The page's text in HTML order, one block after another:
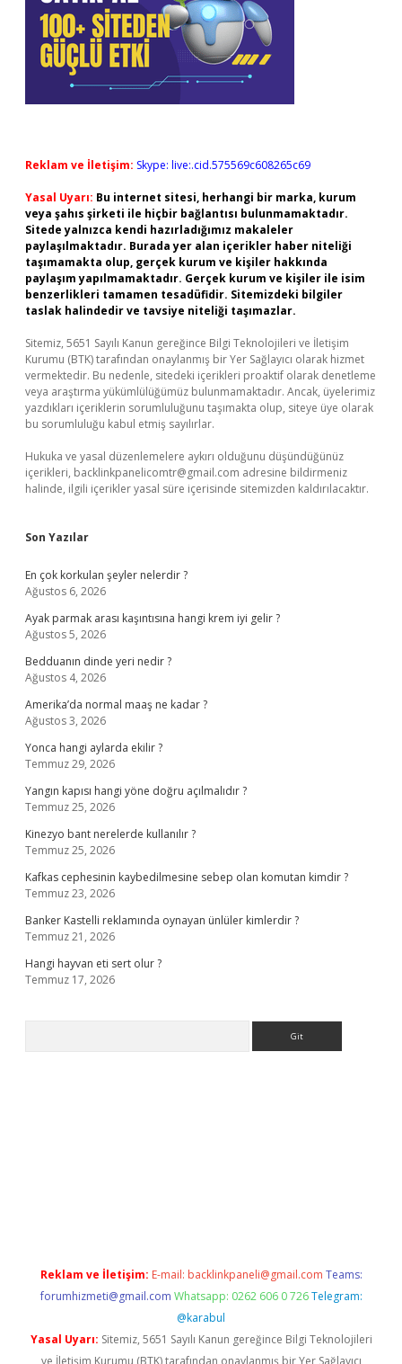
Reklam ve İletişim: Skype: live:.cid.575569c608265c69
Yasal Uyarı: Bu internet sitesi, herhangi bir marka, kurum
veya şahıs şirketi ile hiçbir bağlantısı bulunmamaktadır.
Sitede yalnızca kendi hazırladığımız makaleler
paylaşılmaktadır. Burada yer alan içerikler haber niteliği
taşımamakta olup, gerçek kurum ve kişiler hakkında
paylaşım yapılmamaktadır. Gerçek kurum ve kişiler ile isim
benzerlikleri tamamen tesadüfidir. Sitemizdeki bilgiler
taslak halindedir ve tavsiye niteliği taşımazlar.
Sitemiz, 5651 Sayılı Kanun gereğince Bilgi Teknolojileri ve İletişim
Kurumu (BTK) tarafından onaylanmış bir Yer Sağlayıcı olarak hizmet
vermektedir. Bu nedenle, sitedeki içerikleri proaktif olarak denetleme
veya araştırma yükümlülüğümüz bulunmamaktadır. Ancak, üyelerimiz
yazdıkları içeriklerin sorumluluğunu taşımakta olup, siteye üye olarak
bu sorumluluğu kabul etmiş sayılırlar.
Hukuka ve yasal düzenlemelere aykırı olduğunu düşündüğünüz
içerikleri, backlinkpanelicomtr@gmail.com adresine bildirmeniz
halinde, ilgili içerikler yasal süre içerisinde sitemizden kaldırılacaktır.
Son Yazılar
En çok korkulan şeyler nelerdir ?
Ağustos 6, 2026
Ayak parmak arası kaşıntısına hangi krem iyi gelir ?
Ağustos 5, 2026
Bedduanın dinde yeri nedir ?
Ağustos 4, 2026
Amerika’da normal maaş ne kadar ?
Ağustos 3, 2026
Yonca hangi aylarda ekilir ?
Temmuz 29, 2026
Yangın kapısı hangi yöne doğru açılmalıdır ?
Temmuz 25, 2026
Kinezyo bant nerelerde kullanılır ?
Temmuz 25, 2026
Kafkas cephesinin kaybedilmesine sebep olan komutan kimdir ?
Temmuz 23, 2026
Banker Kastelli reklamında oynayan ünlüler kimlerdir ?
Temmuz 21, 2026
Hangi hayvan eti sert olur ?
Temmuz 17, 2026
Reklam ve İletişim: E-mail: backlinkpaneli@gmail.com Teams:
forumhizmeti@gmail.com Whatsapp: 0262 606 0 726 Telegram:
@karabul
Yasal Uyarı: Sitemiz, 5651 Sayılı Kanun gereğince Bilgi Teknolojileri
ve İletişim Kurumu (BTK) tarafından onaylanmış bir Yer Sağlayıcı